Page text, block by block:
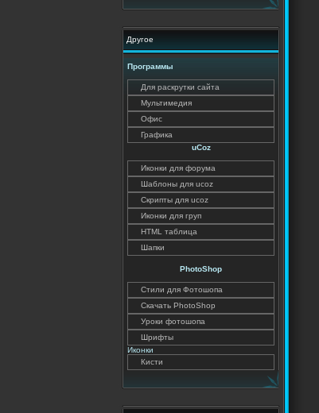
Другое
Программы
Для раскрутки сайта
Мультимедия
Офис
Графика
uCoz
Иконки для форума
Шаблоны для ucoz
Скрипты для ucoz
Иконки для груп
HTML таблица
Шапки
PhotoShop
Стили для Фотошопа
Скачать PhotoShop
Уроки фотошопа
Шрифты
Иконки
Кисти